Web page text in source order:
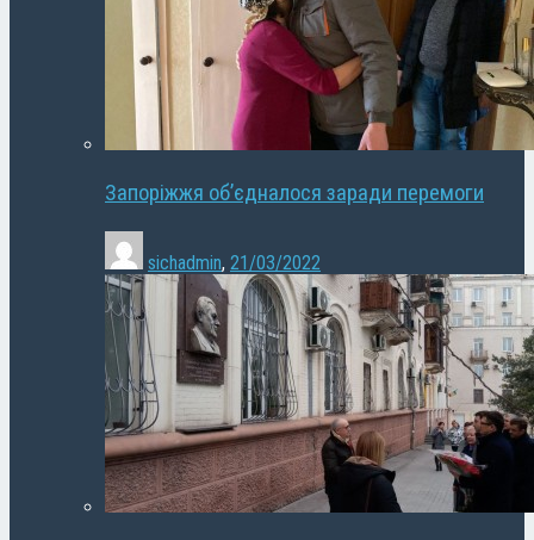
Запоріжжя об’єдналося заради перемоги
sichadmin, 21/03/2022